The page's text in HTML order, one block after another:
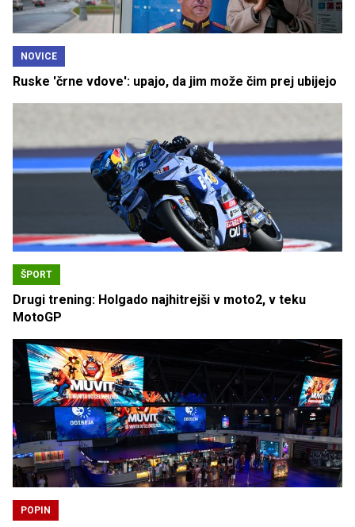
NOVICE
Ruske 'črne vdove': upajo, da jim može čim prej ubijejo
ŠPORT
Drugi trening: Holgado najhitrejši v moto2, v teku
MotoGP
POPIN